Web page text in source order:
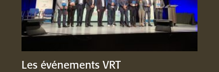
Les événements VRT